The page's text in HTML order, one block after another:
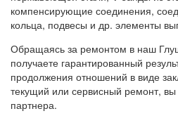
компенсирующие соединения,
кольца, подвесы и др. элементы
Обращаясь за ремонтом в наш
получаете гарантированный
продолжения отношений в виде
текущий или сервисный ремонт,
партнера.